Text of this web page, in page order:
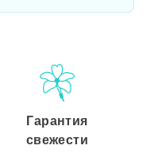
Гарантия
свежести